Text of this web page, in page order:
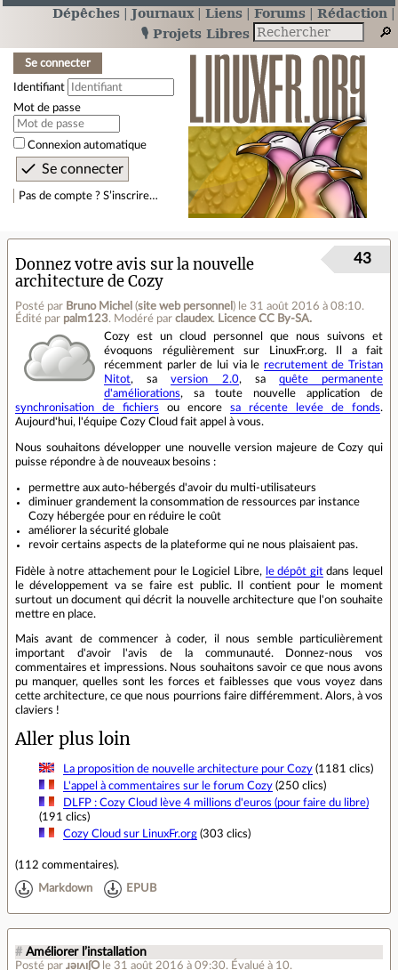
Dépêches Journaux Liens Forums
Rédaction
🎙️ Projets Libres
Se connecter
Identifiant
Mot de passe
Connexion automatique
Pas de compte ? S’inscrire…
Donnez votre avis sur la nouvelle
architecture de Cozy
Posté par Bruno Michel (site web personnel ) le 31 août 2016 à 08:10.
Édité par palm123. Modéré par claudex. Licence CC By‑SA.
43
Cozy est un cloud personnel que nous suivons et
évoquons régulièrement sur LinuxFr.org. Il a fait
récemment parler de lui via le recrutement de Tristan
Nitot, saversion 2.0, sa quête permanente
d'améliorations, sa toute nouvelle application de
synchronisation de fichiers ou encore sa récente levée de fonds.
Aujourd'hui, l'équipe Cozy Cloud fait appel à vous.
Nous souhaitons développer une nouvelle version majeure de Cozy qui
puisse répondre à de nouveaux besoins :
permettre aux auto-hébergés d'avoir du multi-utilisateurs
diminuer grandement la consommation de ressources par instance
Cozy hébergée pour en réduire le coût
améliorer la sécurité globale
revoir certains aspects de la plateforme qui ne nous plaisaient pas.
Fidèle à notre attachement pour le Logiciel Libre, le dépôt gitdans lequel
le développement va se faire est public. Il contient pour le moment
surtout un document qui décrit la nouvelle architecture que l'on souhaite
mettre en place.
Mais avant de commencer à coder, il nous semble particulièrement
important d'avoir l'avis de la communauté. Donnez-nous vos
commentaires et impressions. Nous souhaitons savoir ce que nous avons
pu manquer, quelles sont les forces et faiblesses que vous voyez dans
cette architecture, ce que nous pourrions faire différemment. Alors, à vos
claviers !
Aller plus loin
La proposition de nouvelle architecture pour Cozy(1181 clics)
L'appel à commentaires sur le forum Cozy(250 clics)
DLFP : Cozy Cloud lève 4 millions d'euros (pour faire du libre)
(191 clics)
Cozy Cloud sur LinuxFr.org(303 clics)
(112 commentaires).
Markdown EPUB
# Améliorer l’installation
Posté par ɹǝıʌıʃO le 31 août 2016 à 09:30. Évalué à 10.